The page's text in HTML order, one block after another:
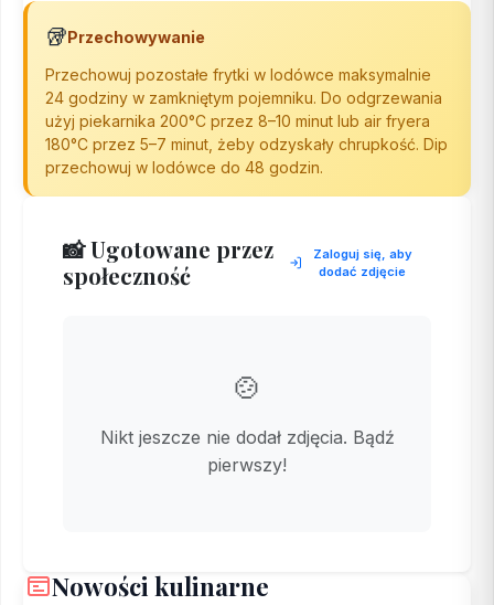
🥡Przechowywanie
Przechowuj pozostałe frytki w lodówce maksymalnie
24 godziny w zamkniętym pojemniku. Do odgrzewania
użyj piekarnika 200°C przez 8–10 minut lub air fryera
180°C przez 5–7 minut, żeby odzyskały chrupkość. Dip
przechowuj w lodówce do 48 godzin.
📸 Ugotowane przez
społeczność
Zaloguj się, aby
dodać zdjęcie
🍲
Nikt jeszcze nie dodał zdjęcia. Bądź
pierwszy!
Nowości kulinarne